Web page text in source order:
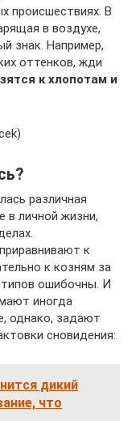
происшествиях. В
в воздухе,
знак. Например,
оттенков, жди
к хлопотам и
различная
в личной жизни,
к
к козням за
ошибочны. И
иногда
однако, задают
сновидения:
дикий
что